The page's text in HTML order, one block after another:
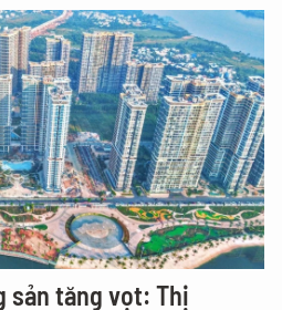
sản tăng vọt: Thị